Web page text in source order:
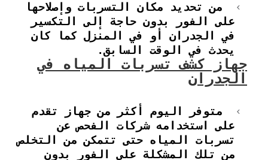
من تحديد مكان التسربات وإصلاحها
على الفور بدون حاجة إلى التكسير
في الجدران أو في المنزل كما كان
يحدث في الوقت السابق.
جهاز كشف تسربات المياه في
الجدران
متوفر اليوم أكثر من جهاز تقدم
على استخدامه شركات الفحص عن
تسربات المياه حتى تتمكن من التخلص
من تلك المشكلة على الفور بدون